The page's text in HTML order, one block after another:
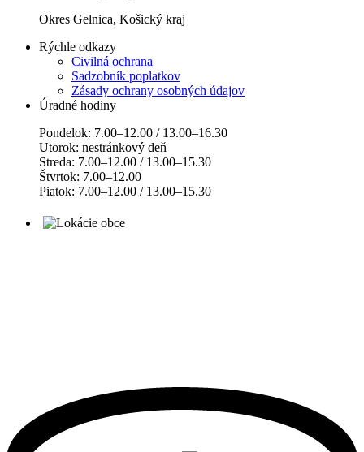
Okres Gelnica, Košický kraj
Rýchle odkazy
Civilná ochrana
Sadzobník poplatkov
Zásady ochrany osobných údajov
Úradné hodiny
Pondelok: 7.00–12.00 / 13.00–16.30
Utorok: nestránkový deň
Streda: 7.00–12.00 / 13.00–15.30
Štvrtok: 7.00–12.00
Piatok: 7.00–12.00 / 13.00–15.30